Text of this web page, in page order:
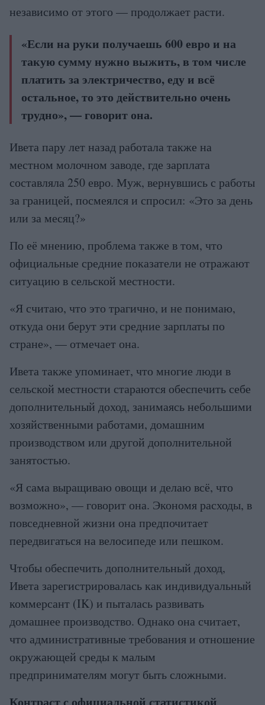
независимо от этого — продолжает расти.
«Если на руки получаешь 600 евро и на
такую сумму нужно выжить, в том числе
платить за электричество, еду и всё
остальное, то это действительно очень
трудно», — говорит она.
Ивета пару лет назад работала также на
местном молочном заводе, где зарплата
составляла 250 евро. Муж, вернувшись с работы
за границей, посмеялся и спросил: «Это за день
или за месяц?»
По её мнению, проблема также в том, что
официальные средние показатели не отражают
ситуацию в сельской местности.
«Я считаю, что это трагично, и не понимаю,
откуда они берут эти средние зарплаты по
стране», — отмечает она.
Ивета также упоминает, что многие люди в
сельской местности стараются обеспечить себе
дополнительный доход, занимаясь небольшими
хозяйственными работами, домашним
производством или другой дополнительной
занятостью.
«Я сама выращиваю овощи и делаю всё, что
возможно», — говорит она. Экономя расходы, в
повседневной жизни она предпочитает
передвигаться на велосипеде или пешком.
Чтобы обеспечить дополнительный доход,
Ивета зарегистрировалась как индивидуальный
коммерсант (IK) и пыталась развивать
домашнее производство. Однако она считает,
что административные требования и отношение
окружающей среды к малым
предпринимателям могут быть сложными.